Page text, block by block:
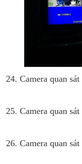
24. Camera quan
25. Camera quan
26. Camera quan